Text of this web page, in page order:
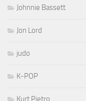
Johnnie Bassett
Jon Lord
judo
K-POP
Kurt Pietro